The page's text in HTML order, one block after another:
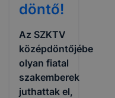
döntő!
Az SZKTV
középdöntőjébe
olyan fiatal
szakemberek
juthattak el,